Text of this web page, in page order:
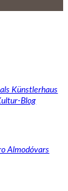
Künstlerhaus
Blog
Almodóvars